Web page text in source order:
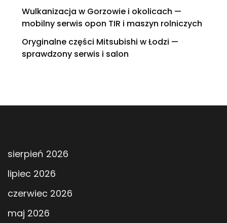
Wulkanizacja w Gorzowie i okolicach —
mobilny serwis opon TIR i maszyn rolniczych
Oryginalne części Mitsubishi w Łodzi —
sprawdzony serwis i salon
sierpień 2026
lipiec 2026
czerwiec 2026
maj 2026